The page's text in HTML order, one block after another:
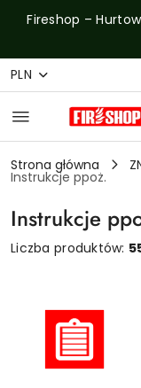
Przejdź do
Przejdź do
Przejdź do
Przejdź do
Przejdź do
Fireshop –
PLN
Strona główna
Instrukcje ppoż.
Instrukcje
Liczba produktów: